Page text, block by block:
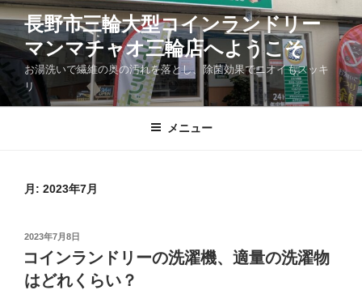
コ
ン
テ
ン
ツ
へ
長野市三輪大型コインランドリー
マンマチャオ三輪店へようこそ
お湯洗いで繊維の奥の汚れを落とし、除菌効果でニオイもスッキ
リ
メニュー
月: 2023年7月
投
日:
2023年7月8日
コインランドリーの洗濯機、適量の洗濯物
はどれくらい？